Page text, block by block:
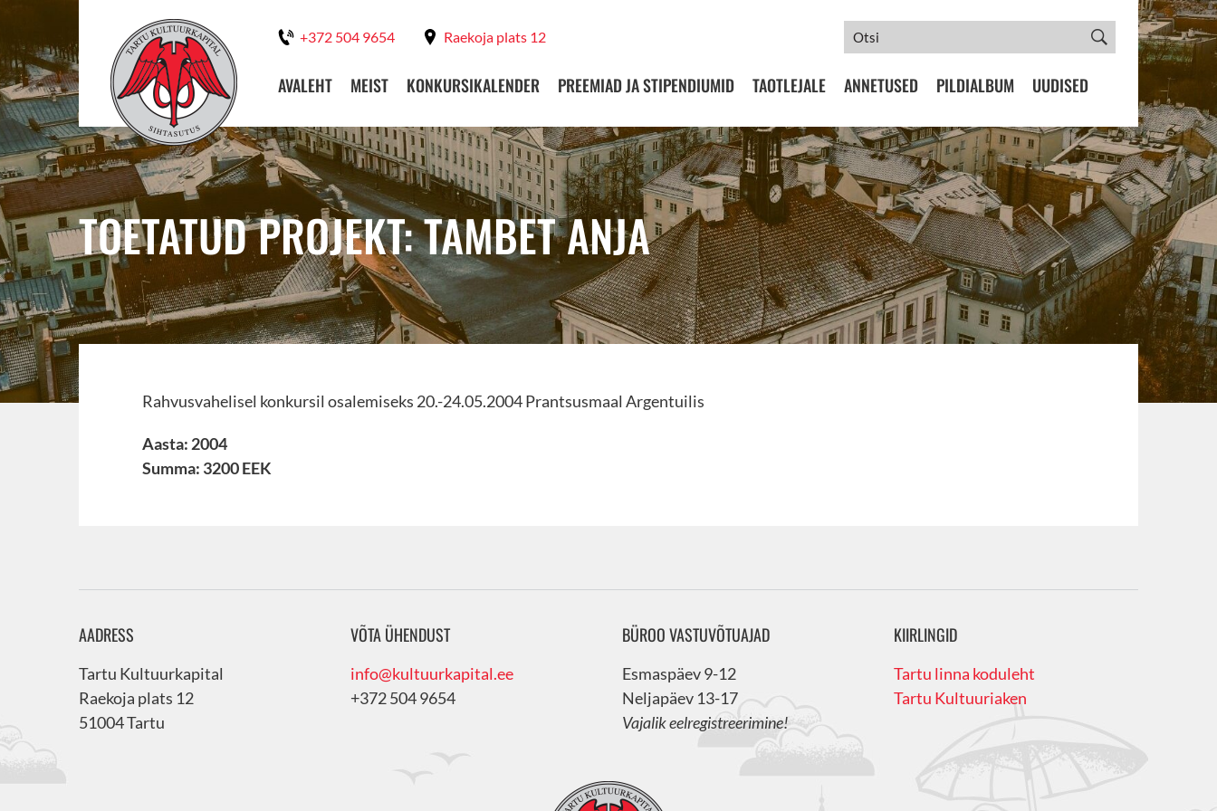
+372 504 9654 Raekoja plats 12
AVALEHT MEIST KONKURSIKALENDER PREEMIAD JA STIPENDIUMID TAOTLEJALE ANNETUSED PILDIALBUM UUDISED
TOETATUD PROJEKT: TAMBET ANJA
Rahvusvahelisel konkursil osalemiseks 20.-24.05.2004 Prantsusmaal Argentuilis
Aasta: 2004
Summa: 3200 EEK
AADRESS
Tartu Kultuurkapital
Raekoja plats 12
51004 Tartu
VÕTA ÜHENDUST
info@kultuurkapital.ee
+372 504 9654
BÜROO VASTUVÕTUAJAD
Esmaspäev 9-12
Neljapäev 13-17
Vajalik eelregistreerimine!
KIIRLINGID
Tartu linna koduleht
Tartu Kultuuriaken